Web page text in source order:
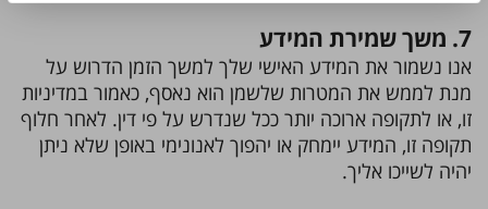
7. משך שמירת המידע
אנו נשמור את המידע האישי שלך למשך הזמן הדרוש על
מנת לממש את המטרות שלשמן הוא נאסף, כאמור במדיניות
זו, או לתקופה ארוכה יותר ככל שנדרש על פי דין. לאחר חלוף
תקופה זו, המידע יימחק או יהפוך לאנונימי באופן שלא ניתן
יהיה לשייכו אליך.